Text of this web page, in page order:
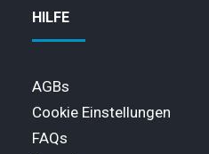
HILFE
AGBs
Cookie Einstellungen
FAQs